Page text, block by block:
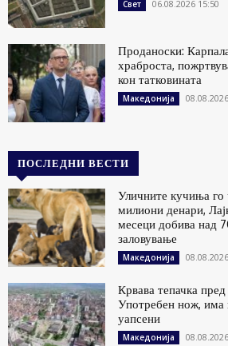
Свет 06.08.2026 15:50
Проданоски:
храброста,
кон татковината
Македонија
ПОСЛЕДНИ ВЕСТИ
Уличните кучиња го
милиони денари,
месеци добива над
заловување
Македонија
Крвава тепачка
Употребен нож, има
уапсени
Македонија